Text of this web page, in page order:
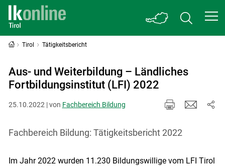
Tirol Tätigkeitsbericht
Aus- und Weiterbildung – Ländliches
Fortbildungsinstitut (LFI) 2022
25.10.2022 | von Fachbereich Bildung
Fachbereich Bildung: Tätigkeitsbericht 2022
Im Jahr 2022 wurden 11.230 Bildungswillige vom LFI Tirol